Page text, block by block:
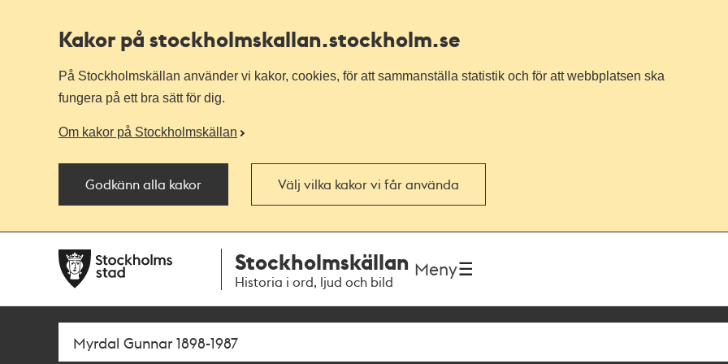
Kakor på stockholmskallan.stockholm.se
På Stockholmskällan använder vi kakor, cookies, för att sammanställa statistik och för att webbplatsen ska
fungera på ett bra sätt för dig.
Om kakor på Stockholmskällan
Godkänn alla kakor Välj vilka kakor vi får använda
navigationen
huvudinnehållet
Stockholmskällan
Historia i ord, ljud och bild
Meny
Sök